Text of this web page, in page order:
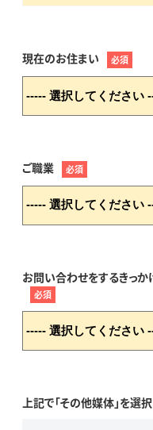
現在のお住まい 必須
ご職業 必須
お問い合わせをするきっか
必須
上記で「その他媒体」を選